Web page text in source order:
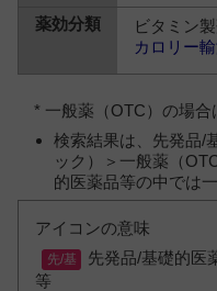
ビタミン
カロリー
* 一般薬（OTC）の場
検索結果は、先発品/
ック）＞一般薬（
的医薬品等の中では
アイコンの意味
先発品/基礎的医
等